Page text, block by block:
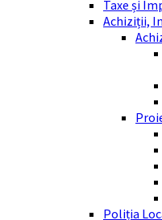
Taxe și
Achiziții,
Poliția